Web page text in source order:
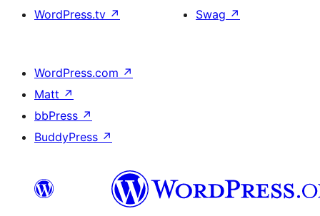
WordPress.tv ↗
Swag ↗
WordPress.com ↗
Matt ↗
bbPress ↗
BuddyPress ↗